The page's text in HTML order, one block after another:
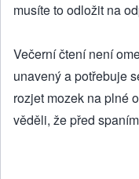
musíte to odložit na
Večerní čtení není
unavený a potřebuje
rozjet mozek na plné
věděli, že před